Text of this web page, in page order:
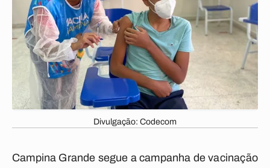
Divulgação: Codecom
Campina Grande segue a campanha de vacinação